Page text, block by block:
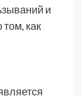
и
как